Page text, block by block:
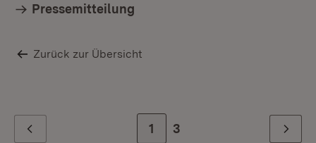
Pressemitteilung
Zurück zur Übersicht
Zur Seite
1 Zur letzten Seite
3 Weiter